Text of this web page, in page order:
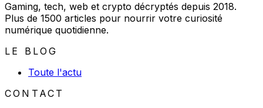
Gaming, tech, web et crypto décryptés depuis 2018.
Plus de 1500 articles pour nourrir votre curiosité
numérique quotidienne.
LE BLOG
Toute l'actu
CONTACT